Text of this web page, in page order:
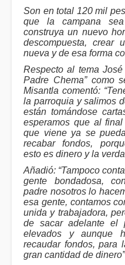
Son en total 120 mil
que la campana
construya un nuevo
descompuesta, crear
nueva y de esa forma
Respecto al tema
Padre Chema” como
Misantla comentó:
la parroquia y salimos
están tomándose
esperamos que al
que viene ya se
recabar fondos,
esto es dinero y la
Añadió: “Tampoco
gente bondadosa,
padre nosotros lo
esa gente, contamos
unida y trabajadora,
de sacar adelante el
elevados y aunque
recaudar fondos, para
gran cantidad de